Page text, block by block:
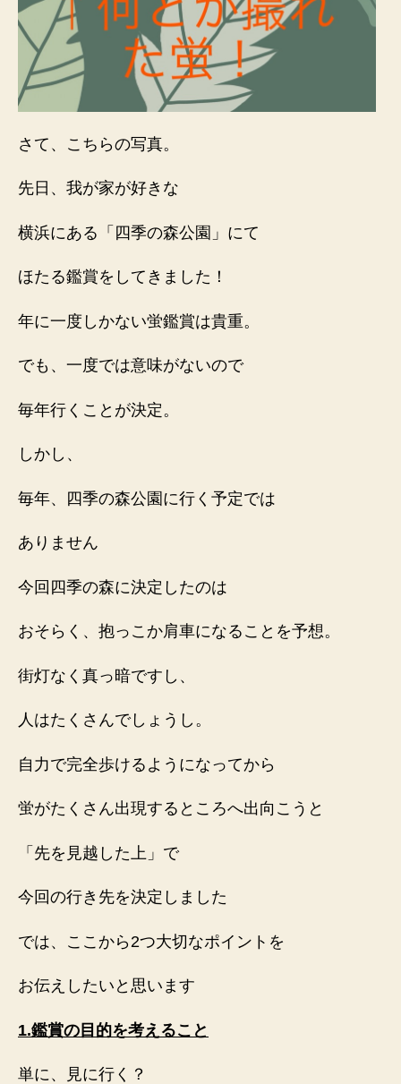
さて、こちらの写真。
先日、我が家が好きな
横浜にある「四季の森公園」にて
ほたる鑑賞をしてきました！
年に一度しかない蛍鑑賞は貴重。
でも、一度では意味がないので
毎年行くことが決定。
しかし、
毎年、四季の森公園に行く予定では
ありません
今回四季の森に決定したのは
おそらく、抱っこか肩車になることを予想。
街灯なく真っ暗ですし、
人はたくさんでしょうし。
自力で完全歩けるようになってから
蛍がたくさん出現するところへ出向こうと
「先を見越した上」で
今回の行き先を決定しました
では、ここから2つ大切なポイントを
お伝えしたいと思います
1.鑑賞の目的を考えること
単に、見に行く？